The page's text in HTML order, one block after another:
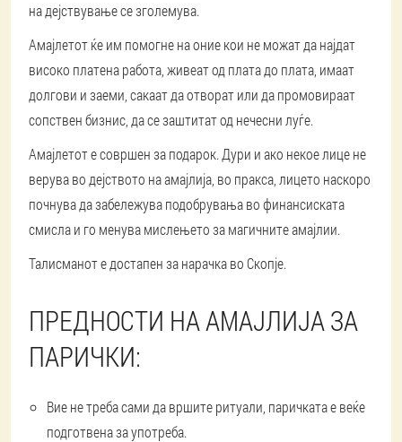
на дејствување се зголемува.
Амајлетот ќе им помогне на оние кои не можат да најдат
високо платена работа, живеат од плата до плата, имаат
долгови и заеми, сакаат да отворат или да промовираат
сопствен бизнис, да се заштитат од нечесни луѓе.
Амајлетот е совршен за подарок. Дури и ако некое лице не
верува во дејството на амајлија, во пракса, лицето наскоро
почнува да забележува подобрувања во финансиската
смисла и го менува мислењето за магичните амајлии.
Талисманот е достапен за нарачка во Скопје.
ПРЕДНОСТИ НА АМАЈЛИЈА ЗА
ПАРИЧКИ:
Вие не треба сами да вршите ритуали, паричката е веќе
подготвена за употреба.